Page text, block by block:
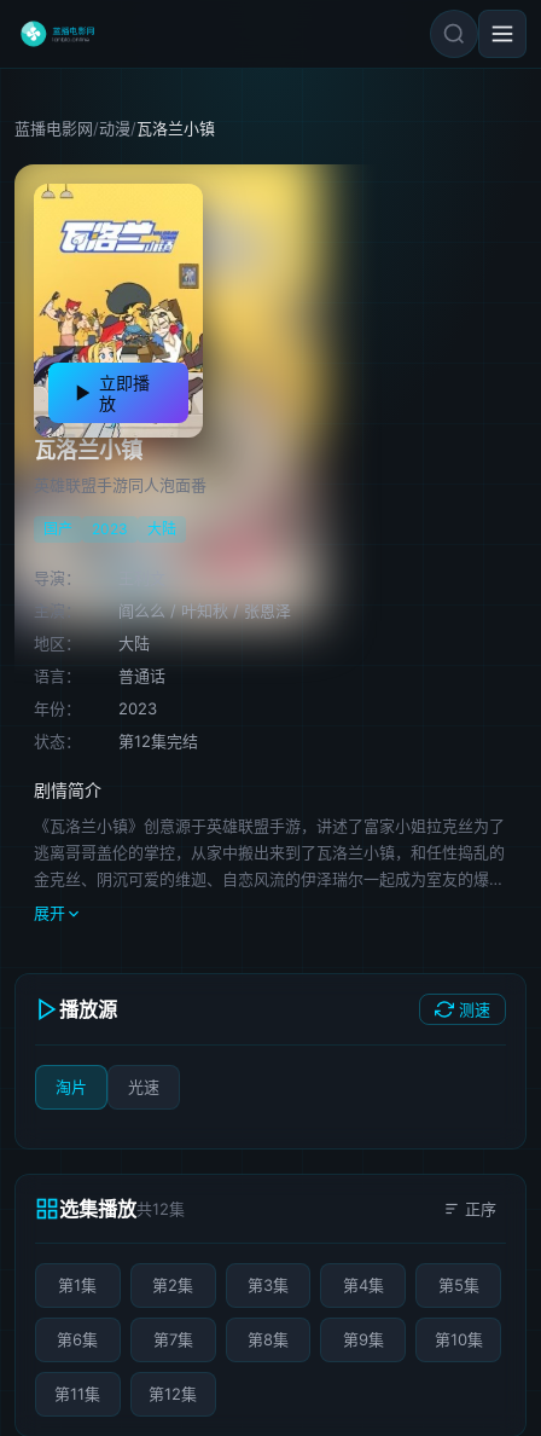
蓝播电影网/动漫/瓦洛兰小镇
立即播
放
瓦洛兰小镇
英雄联盟手游同人泡面番
国产 2023 大陆
导演：
主演：
阎么么 /叶知秋/张恩泽
地区：
大陆
语言：
普通话
年份：
2023
状态：
第12集完结
剧情简介
《瓦洛兰小镇》创意源于英雄联盟手游，讲述了富家小姐拉克丝为了
逃离哥哥盖伦的掌控，从家中搬出来到了瓦洛兰小镇，和任性捣乱的
金克丝、阴沉可爱的维迦、自恋风流的伊泽瑞尔一起成为室友的爆笑
日常故事。
展开
播放源 测速
淘片 光速
选集播放共12集 正序
第1集 第2集 第3集 第4集 第5集
第6集 第7集 第8集 第9集 第10集
第11集 第12集